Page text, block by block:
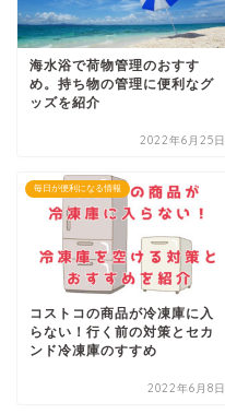
海水浴で荷物管理のおすす
め。持ち物の管理に便利なグ
ッズを紹介
2022年6月25日
毎日が便利になる情報
コストコの商品が冷凍庫に入
らない！行く前の対策とセカ
ンド冷凍庫のすすめ
2022年6月8日